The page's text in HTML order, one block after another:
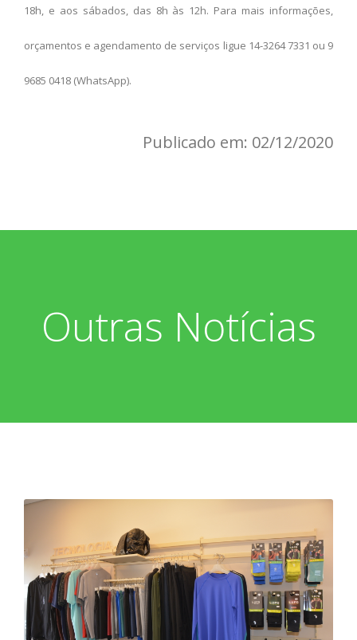
18h, e aos sábados, das 8h às 12h. Para mais informações,
orçamentos e agendamento de serviços ligue 14-3264 7331 ou 9
9685 0418 (WhatsApp).
Publicado em: 02/12/2020
Outras Notícias